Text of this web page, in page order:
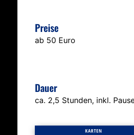
Preise
ab 50 Euro
Dauer
ca. 2,5 Stunden, inkl.
KARTEN